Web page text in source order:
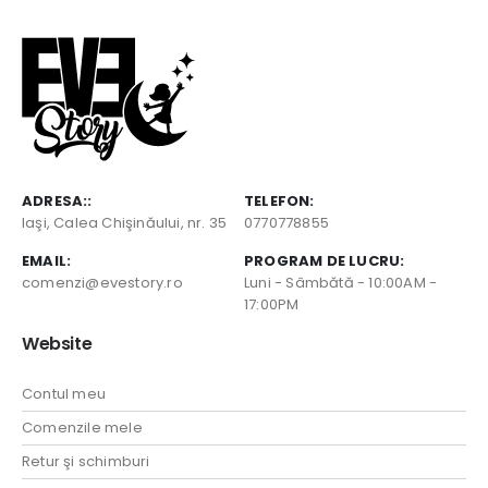
ADRESA::
Iaşi, Calea Chişinăului, nr. 35
TELEFON:
0770778855
EMAIL:
comenzi@evestory.ro
PROGRAM DE LUCRU:
Luni - Sâmbătă - 10:00AM -
17:00PM
Website
Contul meu
Comenzile mele
Retur şi schimburi